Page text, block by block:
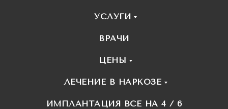
УСЛУГИ
ВРАЧИ
ЦЕНЫ
ЛЕЧЕНИЕ В НАРКОЗЕ
ИМПЛАНТАЦИЯ ВСЕ НА 4 / 6